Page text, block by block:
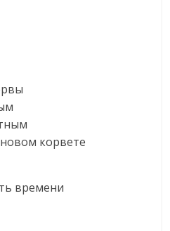
корвете
времени